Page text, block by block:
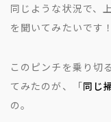
同じような状況で、
を聞いてみたいです
このピンチを乗り切
てみたのが、「同じ
の。